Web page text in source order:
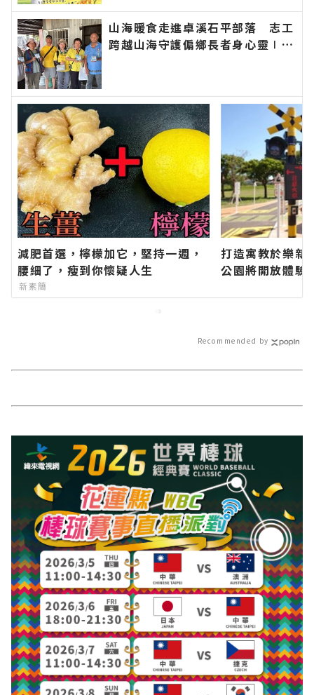
新聞－最快速的今日新聞報導 最
新的在地資訊！
山海暖食走進卓溪石平部落 志工
跨越山海守護偏鄉長者身心靈∣花
訊！
減肥首選，檸檬加它，堅持一週，
腰細了，瘦到你懷疑人生
新素簡
打造寓教於樂新
公園將開放體
報導 最新的在
Recommended by